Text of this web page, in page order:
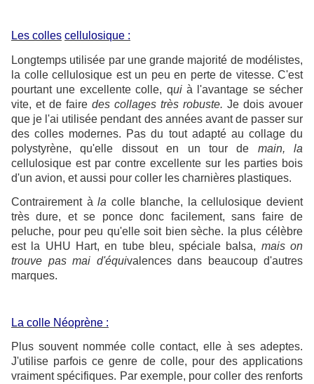
Les colles cellulosique :
Longtemps utilisée par une grande majorité de modélistes,
la colle cellulosique est un peu en perte de vitesse. C'est
pourtant une excellente colle, quià l'avantage se sécher
vite, et de faire des collages très robuste. Je dois avouer
que je l'ai utilisée pendant des années avant de passer sur
des colles modernes. Pas du tout adapté au collage du
polystyrène, qu'elle dissout en un tour de main, la
cellulosique est par contre excellente sur les parties bois
d'un avion, et aussi pour coller les charnières plastiques.
Contrairement àla colle blanche, la cellulosique devient
très dure, et se ponce donc facilement, sans faire de
peluche, pour peu qu'elle soit bien sèche. la plus célèbre
est la UHU Hart, en tube bleu, spéciale balsa, mais on
trouve pas mai d'équivalences dans beaucoup d'autres
marques.
La colle Néoprène :
Plus souvent nommée colle contact, elle à ses adeptes.
J'utilise parfois ce genre de colle, pour des applications
vraiment spécifiques. Par exemple, pour coller des renforts